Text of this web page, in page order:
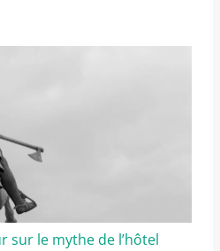
sur le mythe de l’hôtel